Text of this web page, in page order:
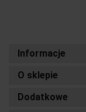
Informacje
O sklepie
Dodatkowe